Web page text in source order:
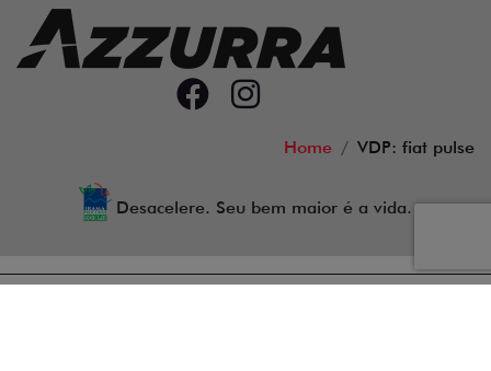
Home VDP: fiat pulse
Desacelere. Seu bem maior é a vida.